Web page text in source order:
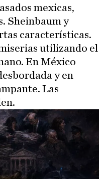
mexicas,
Sheinbaum y
características.
utilizando el
En México
y en
Las